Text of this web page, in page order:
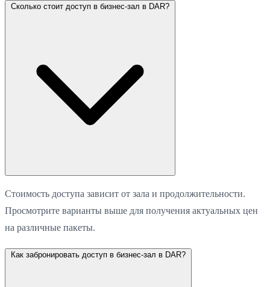
Сколько стоит доступ в бизнес-зал в DAR?
Стоимость доступа зависит от зала и продолжительности.
Просмотрите варианты выше для получения актуальных цен
на различные пакеты.
Как забронировать доступ в бизнес-зал в DAR?